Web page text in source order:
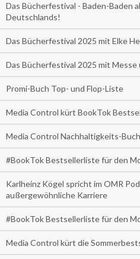
Das Bücherfestival - Baden-Baden
Deutschlands!
Das Bücherfestival 2025 mit Elke
Das Bücherfestival 2025 mit
Promi-Buch Top- und Flop-Liste
Media Control kürt BookTok
Media Control Nachhaltigkeits-
#BookTok Bestsellerliste für den
Karlheinz Kögel spricht im OMR
außergewöhnliche Karriere
#BookTok Bestsellerliste für den
Media Control kürt die